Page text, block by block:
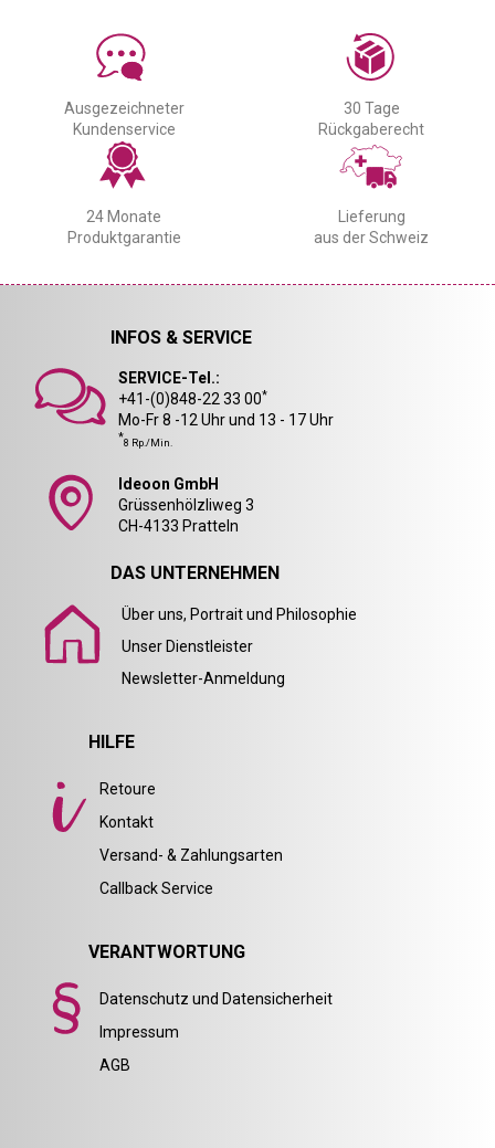
Ausgezeichneter
Kundenservice
30 Tage
Rückgaberecht
24 Monate
Produktgarantie
Lieferung
aus der Schweiz
INFOS & SERVICE
SERVICE-Tel.:
+41-(0)848-22 33 00*
Mo-Fr 8 -12 Uhr und 13 - 17 Uhr
*8 Rp./Min.
Ideoon GmbH
Grüssenhölzliweg 3
CH-4133 Pratteln
DAS UNTERNEHMEN
Über uns, Portrait und Philosophie
Unser Dienstleister
Newsletter-Anmeldung
HILFE
Retoure
Kontakt
Versand- & Zahlungsarten
Callback Service
VERANTWORTUNG
Datenschutz und Datensicherheit
Impressum
AGB